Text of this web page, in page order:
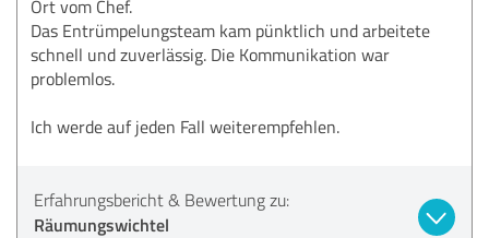
Ort vom Chef.
Das Entrümpelungsteam kam pünktlich und arbeitete
schnell und zuverlässig. Die Kommunikation war
problemlos.
Ich werde auf jeden Fall weiterempfehlen.
Erfahrungsbericht & Bewertung zu:
Räumungswichtel